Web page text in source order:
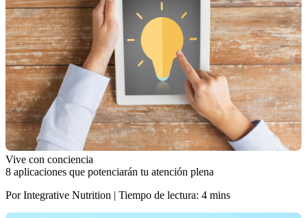
Vive con conciencia
8 aplicaciones que potenciarán tu atención plena
Por Integrative Nutrition | Tiempo de lectura: 4 mins